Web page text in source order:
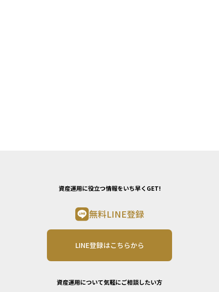
資産運用に役立つ情報をいち早くGET!
無料LINE登録
LINE登録はこちらから
資産運用について気軽にご相談したい方